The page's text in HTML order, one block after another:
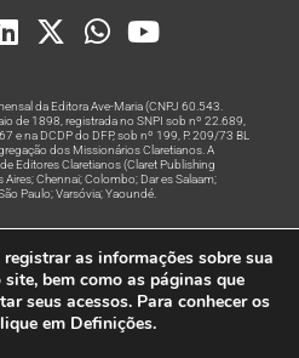
da Editora Ave-Maria (CNPJ 60.543.
de 1898, registrada no SNPI sob nº 22.689,
e na DCDP do DFP, sob nº 199, P. 209/73 BL
dos Missionários Claretianos. A
Editores Claretianos (Claret Publishing
Chennai; Colombo; Dar es Salaam;
Paulo; Varsóvia; Yaoundé.
Rede
as informações sobre sua
bem como as páginas que
seus acessos. Para conhecer os
em Definições.